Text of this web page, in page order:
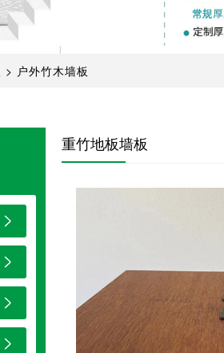
> 户外竹木墙板
重竹地板墙板